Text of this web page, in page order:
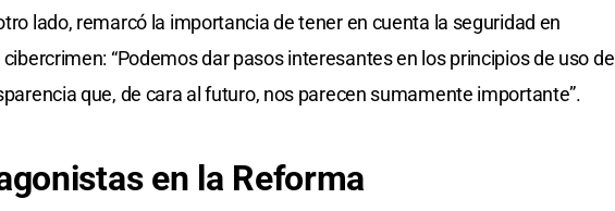
lado, remarcó la importancia de tener en cuenta la seguridad en
“Podemos dar pasos interesantes en los principios de uso de
que, de cara al futuro, nos parecen sumamente importante”.
en la Reforma